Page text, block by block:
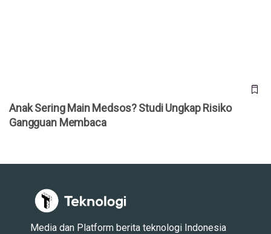
Anak Sering Main Medsos? Studi Ungkap Risiko
Gangguan Membaca
Media dan Platform berita teknologi Indonesia